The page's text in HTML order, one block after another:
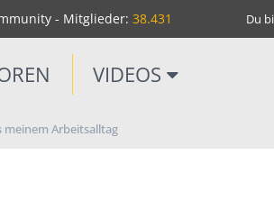
- Mitglieder: 38.431 Du
VIDEOS
meinem Arbeitsalltag